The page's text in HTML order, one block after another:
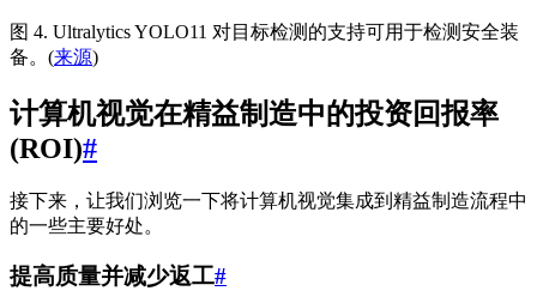
图 4. Ultralytics YOLO11 对目标检测的支持可用于检测安全装
备。(来源)
计算机视觉在精益制造中的投资回报率
(ROI)#
接下来，让我们浏览一下将计算机视觉集成到精益制造流程中
的一些主要好处。
提高质量并减少返工#